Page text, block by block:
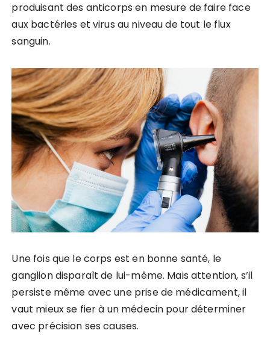
produisant des anticorps en mesure de faire face
aux bactéries et virus au niveau de tout le flux
sanguin.
Une fois que le corps est en bonne santé, le
ganglion disparaît de lui-même. Mais attention, s’il
persiste même avec une prise de médicament, il
vaut mieux se fier à un médecin pour déterminer
avec précision ses causes.